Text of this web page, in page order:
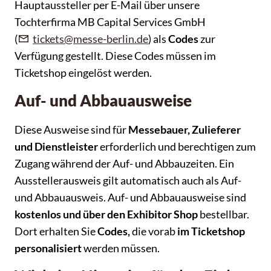
Hauptaussteller per E-Mail über unsere
Tochterfirma MB Capital Services GmbH
(
tickets@messe-berlin.de) alsCodeszur
Verfügung gestellt. Diese Codes müssen im
Ticketshop eingelöst werden.
Auf- und Abbauausweise
Diese Ausweise sind fürMessebauer, Zulieferer
und Dienstleistererforderlich und berechtigen zum
Zugang während der Auf- und Abbauzeiten. Ein
Ausstellerausweis gilt automatisch auch als Auf-
und Abbauausweis. Auf- und Abbauausweise sind
kostenlos und über den Exhibitor Shopbestellbar.
Dort erhalten SieCodes,die vorabim Ticketshop
personalisiertwerden müssen.